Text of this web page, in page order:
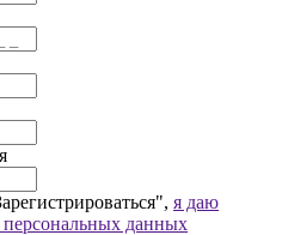
я даю
персональных данных